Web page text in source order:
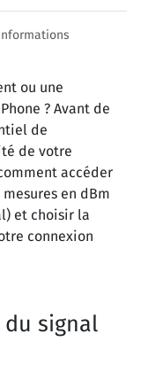
ou une
? Avant de
de
de votre
accéder
en dBm
et choisir la
connexion
signal